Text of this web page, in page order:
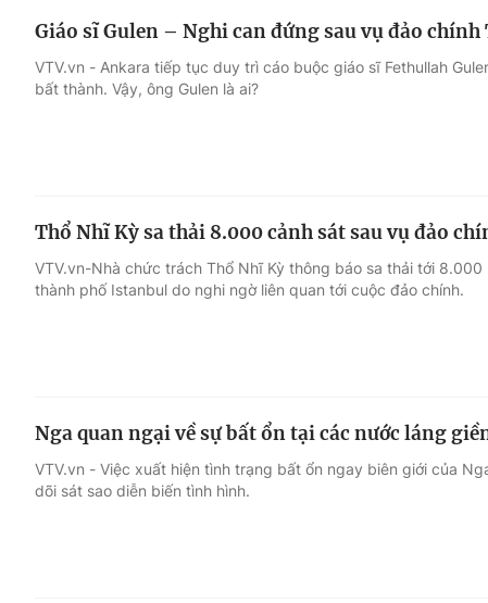
Giáo sĩ Gulen – Nghi can đứng sau vụ đảo chính
VTV.vn - Ankara tiếp tục duy trì cáo buộc giáo sĩ Fethullah
bất thành. Vậy, ông Gulen là ai?
Thổ Nhĩ Kỳ sa thải 8.000 cảnh sát sau vụ đảo
VTV.vn-Nhà chức trách Thổ Nhĩ Kỳ thông báo sa thải tới
thành phố Istanbul do nghi ngờ liên quan tới cuộc đảo chính.
Nga quan ngại về sự bất ổn tại các nước láng
VTV.vn - Việc xuất hiện tình trạng bất ổn ngay biên giới của
dõi sát sao diễn biến tình hình.